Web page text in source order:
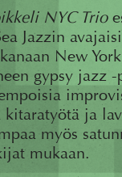
NYC Trio
Jazzin
New
gypsy jazz -
kitaratyötä ja
myös
mukaan.